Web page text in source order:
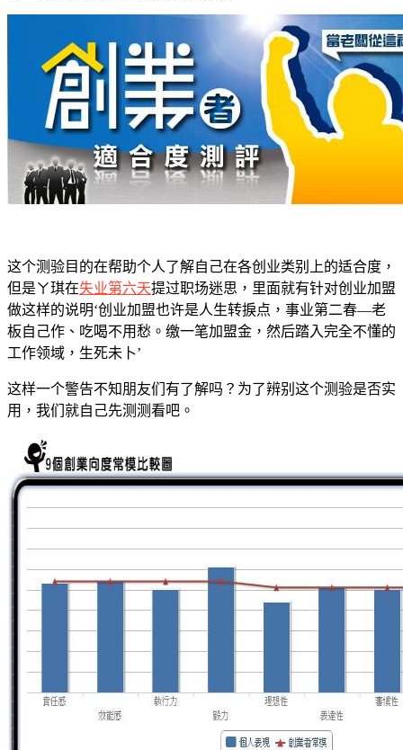
这个测验目的在帮助个人了解自己在各创业类别上的适合度，
但是ㄚ琪在失业第六天提过职场迷思，里面就有针对创业加盟
做这样的说明‘创业加盟也许是人生转捩点，事业第二春—老
板自己作、吃喝不用愁。缴一笔加盟金，然后踏入完全不懂的
工作领域，生死未卜’
这样一个警告不知朋友们有了解吗？为了辨别这个测验是否实
用，我们就自己先测测看吧。